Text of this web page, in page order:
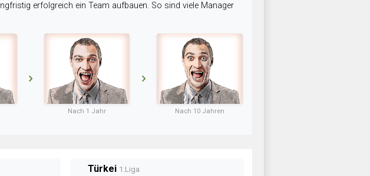
erfolgreich ein Team aufbauen. So sind viele Manager
Nach 1 Jahr Nach 10 Jahren
Türkei 1.Liga